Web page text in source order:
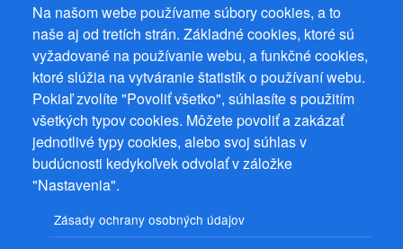
Na našom webe používame súbory cookies, a to
naše aj od tretích strán. Základné cookies, ktoré sú
vyžadované na používanie webu, a funkčné cookies,
ktoré slúžia na vytváranie štatistík o používaní webu.
Pokiaľ zvolíte "Povoliť všetko", súhlasíte s použitím
všetkých typov cookies. Môžete povoliť a zakázať
jednotlivé typy cookies, alebo svoj súhlas v
budúcnosti kedykoľvek odvolať v záložke
"Nastavenia".
Zásady ochrany osobných údajov
Prevádzkovateľ: Mgr. Bc. Žaneta Radimecká, MBA, Ostrov 256, 561
22 Ostrov, IČ 08993033, DIČ CZ9161263958
© 2026PuzzleWebss.r.o.